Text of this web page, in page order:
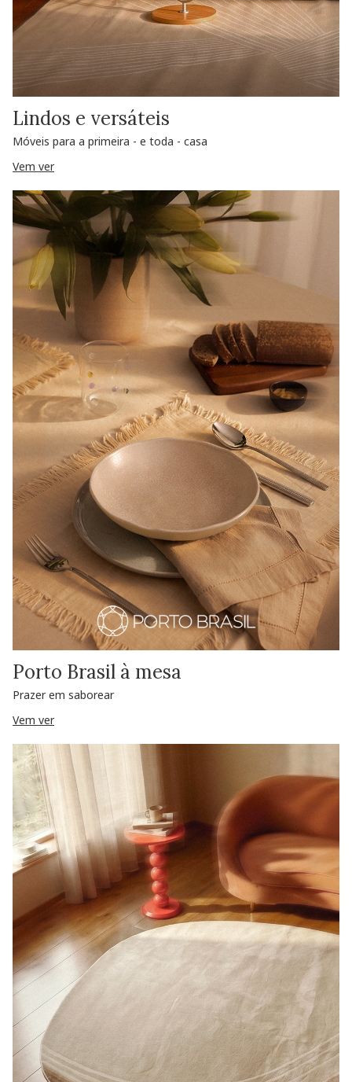
Lindos e versáteis
Móveis para a primeira - e toda - casa
Vem ver
Porto Brasil à mesa
Prazer em saborear
Vem ver